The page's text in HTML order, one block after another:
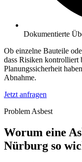
Dokumentierte
Ob einzelne Bauteile
dass Risiken kontrolliert
Planungssicherheit
Abnahme.
Jetzt anfragen
Problem Asbest
Worum eine
Nürburg so